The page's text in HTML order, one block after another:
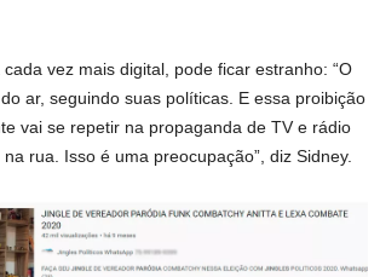
vez mais digital, pode ficar estranho: “O
ar, seguindo suas políticas. E essa proibição
vai se repetir na propaganda de TV e rádio
rua. Isso é uma preocupação”, diz Sidney.